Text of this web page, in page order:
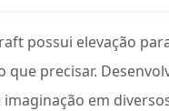
possui elevação
que precisar.
em